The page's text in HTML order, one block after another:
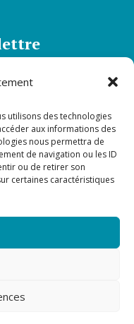
utilisons des technologies
aux informations des
nous permettra de
de navigation ou les ID
ou de retirer son
certaines caractéristiques
et soyez
réseaux